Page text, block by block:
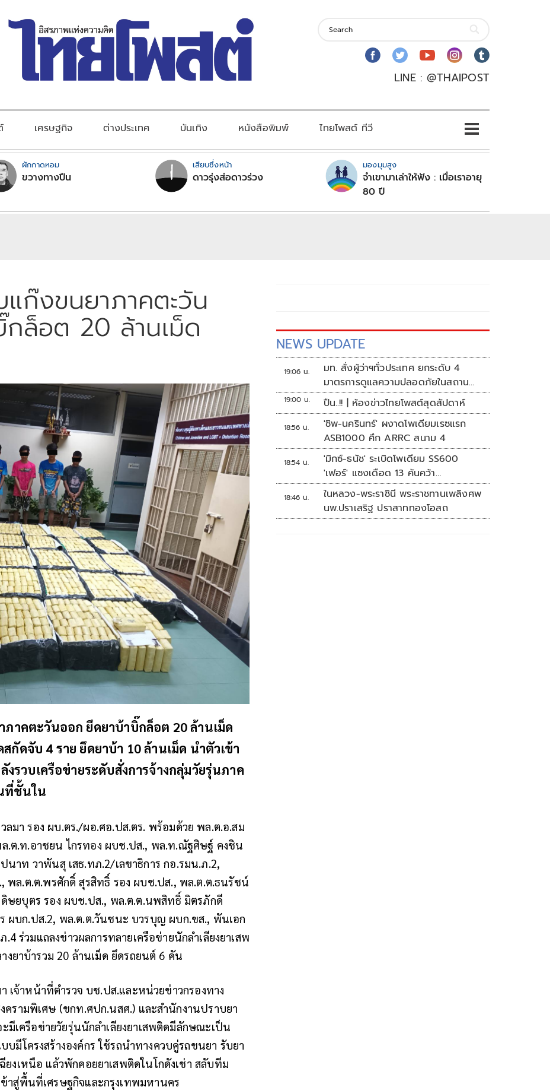
LINE : @THAIPOST
เศรษฐกิจ ต่างประเทศ บันเทิง หนังสือพิมพ์ ไทยโพสต์ ทีวี
ผักกาดหอม
ขวางทางปืน
เสียบซึ่งหน้า
ดาวรุ่งส่อดาวร่วง
มองมุมสูง
จำเขามาเล่าให้ฟัง : เมื่อเราอายุ
80 ปี
ก๊งขนยาภาคตะวัน
ล็อต 20 ล้านเม็ด
ภาคตะวันออก ยึดยาบ้าบิ๊กล็อต 20 ล้านเม็ด
กัดจับ 4 ราย ยึดยาบ้า 10 ล้านเม็ด นำตัวเข้า
รวบเครือข่ายระดับสั่งการจ้างกลุ่มวัยรุ่นภาค
ที่ชั้นใน
มา รอง ผบ.ตร./ผอ.ศอ.ปส.ตร. พร้อมด้วย พล.ต.อ.สม
.ต.ท.อาชยน ไกรทอง ผบช.ปส., พล.ท.ณัฐศิษฐ์ คงชิน
าท วาพันสุ เสธ.ทภ.2/เลขาธิการ กอ.รมน.ภ.2,
พล.ต.ต.พรศักดิ์ สุรสิทธิ์ รอง ผบช.ปส., พล.ต.ต.ธนรัชน์
ษยบุตร รอง ผบช.ปส., พล.ต.ต.นพสิทธิ์ มิตรภักดี
ผบก.ปส.2, พล.ต.ต.วันชนะ บวรบุญ ผบก.ขส., พันเอก
ร่วมแถลงข่าวผลการทลายเครือข่ายนักลำเลียงยาเสพ
ยาบ้ารวม 20 ล้านเม็ด ยึดรถยนต์ 6 คัน
เจ้าหน้าที่ตำรวจ บช.ปส.และหน่วยข่าวกรองทาง
รามพิเศษ (ขกท.ศปก.นสศ.) และสำนักงานปราบยา
มีเครือข่ายวัยรุ่นนักลำเลียงยาเสพติดมีลักษณะเป็น
มีโครงสร้างองค์กร ใช้รถนำทางควบคู่รถขนยา รับยา
งเหนือ แล้วพักคอยยาเสพติดในโกดังเช่า สลับทีม
าสู่พื้นที่เศรษฐกิจและกรุงเทพมหานคร
NEWS UPDATE
19:06 น.
มท. สั่งผู้ว่าฯทั่วประเทศ ยกระดับ 4
มาตรการดูแลความปลอดภัยในสถาน
ศึกษา
19:00 น. ปืน..!! | ห้องข่าวไทยโพสต์สุดสัปดาห์
18:56 น.
'ชิพ-นครินทร์' ผงาดโพเดียมเรซแรก
ASB1000 ศึก ARRC สนาม 4
18:54 น.
'มิกซ์-ธนัช' ระเบิดโพเดียม SS600
'เฟอร์' แซงเดือด 13 คันคว้า
แต้ม ศึก ARRC สนาม 4
18:46 น.
ในหลวง-พระราชินี พระราชทานเพลิงศพ
นพ.ปราเสริฐ ปราสาททองโอสถ